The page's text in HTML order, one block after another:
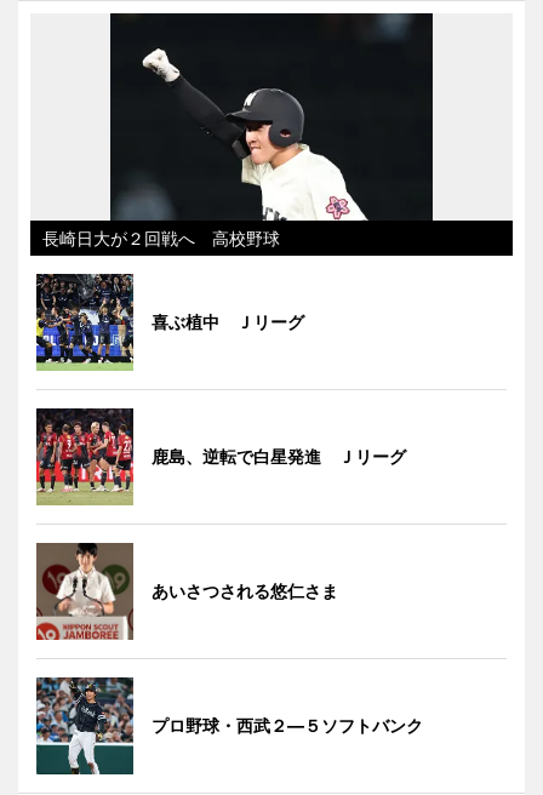
長崎日大が２回戦へ 高校野球
喜ぶ植中 Ｊリーグ
鹿島、逆転で白星発進 Ｊリーグ
あいさつされる悠仁さま
プロ野球・西武２―５ソフトバンク